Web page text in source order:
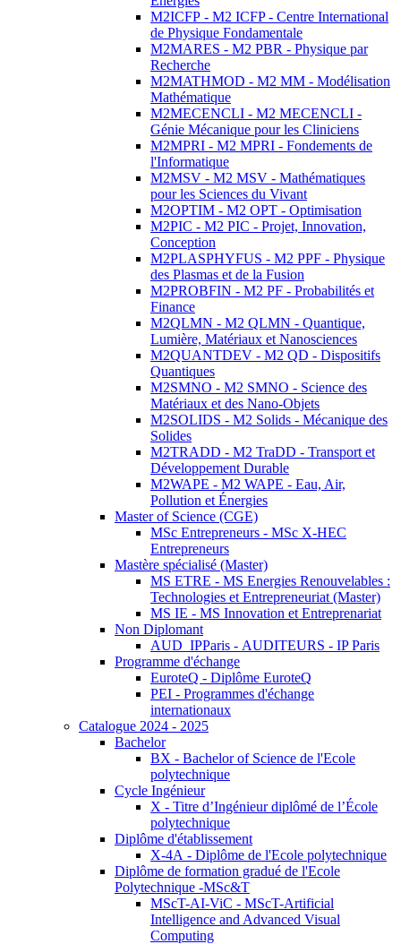
M2ICFP - M2 ICFP - Centre International
de Physique Fondamentale
M2MARES - M2 PBR - Physique par
Recherche
M2MATHMOD - M2 MM - Modélisation
Mathématique
M2MECENCLI - M2 MECENCLI -
Génie Mécanique pour les Cliniciens
M2MPRI - M2 MPRI - Fondements de
l'Informatique
M2MSV - M2 MSV - Mathématiques
pour les Sciences du Vivant
M2OPTIM - M2 OPT - Optimisation
M2PIC - M2 PIC - Projet, Innovation,
Conception
M2PLASPHYFUS - M2 PPF - Physique
des Plasmas et de la Fusion
M2PROBFIN - M2 PF - Probabilités et
Finance
M2QLMN - M2 QLMN - Quantique,
Lumière, Matériaux et Nanosciences
M2QUANTDEV - M2 QD - Dispositifs
Quantiques
M2SMNO - M2 SMNO - Science des
Matériaux et des Nano-Objets
M2SOLIDS - M2 Solids - Mécanique des
Solides
M2TRADD - M2 TraDD - Transport et
Développement Durable
M2WAPE - M2 WAPE - Eau, Air,
Pollution et Énergies
Master of Science (CGE)
MSc Entrepreneurs - MSc X-HEC
Entrepreneurs
Mastère spécialisé (Master)
MS ETRE - MS Energies Renouvelables :
Technologies et Entrepreneuriat (Master)
MS IE - MS Innovation et Entreprenariat
Non Diplomant
AUD_IPParis - AUDITEURS - IP Paris
Programme d'échange
EuroteQ - Diplôme EuroteQ
PEI - Programmes d'échange
internationaux
Catalogue 2024 - 2025
Bachelor
BX - Bachelor of Science de l'Ecole
polytechnique
Cycle Ingénieur
X - Titre d’Ingénieur diplômé de l’École
polytechnique
Diplôme d'établissement
X-4A - Diplôme de l'Ecole polytechnique
Diplôme de formation gradué de l'Ecole
Polytechnique -MSc&T
MScT-AI-ViC - MScT-Artificial
Intelligence and Advanced Visual
Computing